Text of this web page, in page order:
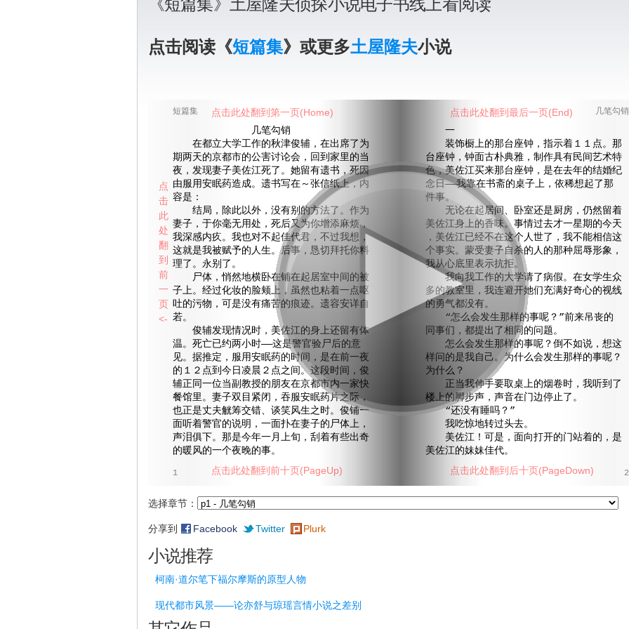
《短篇集》土屋隆夫侦探小说电子书线上看阅读
点击阅读《短篇集》或更多土屋隆夫小说
短篇集 几笔勾销
几笔勾销
在都立大学工作的秋津俊辅，在出席了为
期两天的京都市的公害讨论会，回到家里的当
夜，发现妻子美佐江死了。她留有遗书，死因
由服用安眠药造成。遗书写在～张信纸上，内
容是：
结局，除此以外，没有别的方法了。作为
妻子，于你毫无用处，死后又为你增添麻烦，
我深感内疚。我也对不起佳代君，不过我想，
这就是我被赋予的人生。后事，恳切拜托你料
理了。永别了。
尸体，悄然地横卧在铺在起居室中间的被
子上。经过化妆的脸颊上，虽然也粘着一点呕
吐的污物，可是没有痛苦的痕迹。遗容安详自
若。
俊辅发现情况时，美佐江的身上还留有体
温。死亡已约两小时——这是警官验尸后的意
见。据推定，服用安眠药的时间，是在前一夜
的１２点到今日凌晨２点之间。这段时间，俊
辅正同一位当副教授的朋友在京都市内一家快
餐馆里。妻子双目紧闭，吞服安眠药片之际，
也正是丈夫觥筹交错、谈笑风生之时。俊铺一
面听着警官的说明，一面扑在妻子的尸体上，
声泪俱下。那是今年一月上旬，刮着有些出奇
的暖风的一个夜晚的事。
一
装饰橱上的那台座钟，指示着１１点。那
台座钟，钟面古朴典雅，制作具有民间艺术特
色，美佐江买来那台座钟，是在去年的结婚纪
念日——我靠在书斋的桌子上，依稀想起了那
件事。
无论在起居间、卧室还是厨房，仍然留着
美佐江身上的香味。事情过去才一星期的今天
，美佐江已经不在这个人世了，我不能相信这
个事实。蒙受妻子自杀的人的那种屈辱形象，
我从心底里表示抗拒。
我向我工作的大学请了病假。在女学生众
多的教室里，我连避开她们充满好奇心的视线
的勇气都没有。
“怎么会发生那样的事呢？”前来吊丧的
同事们，都提出了相同的问题。
怎么会发生那样的事呢？倒不如说，想这
样问的是我自己。为什么会发生那样的事呢？
为什么？
正当我伸手要取桌上的烟卷时，我听到了
楼上的脚步声，声音在门边停止了。
“还没有睡吗？”
我吃惊地转过头去。
美佐江！可是，面向打开的门站着的，是
美佐江的妹妹佳代。
1 2
选择章节：
分享到 Facebook Twitter Plurk
点击此处翻到第一页(Home) 点击此处翻到最后一页(End)
点击此处翻到前十页(PageUp) 点击此处翻到后十页(PageDown)
点
击
此
处
翻
到
前
一
页
<-
小说推荐
柯南·道尔笔下福尔摩斯的原型人物
现代都市风景——论亦舒与琼瑶言情小说之差别